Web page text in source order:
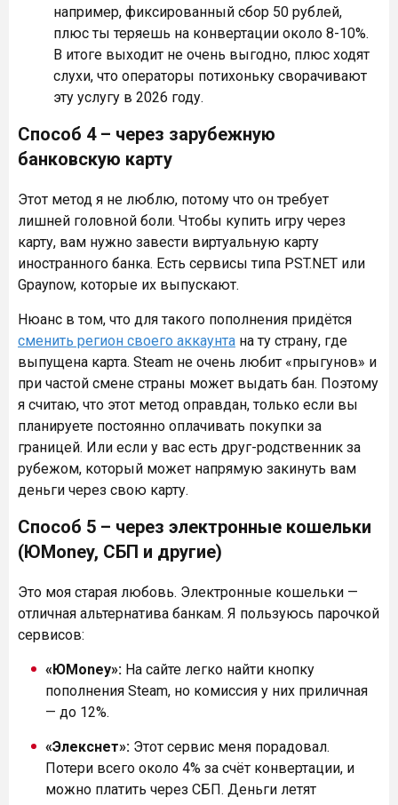
например, фиксированный сбор 50 рублей,
плюс ты теряешь на конвертации около 8-10%.
В итоге выходит не очень выгодно, плюс ходят
слухи, что операторы потихоньку сворачивают
эту услугу в 2026 году.
Способ 4 – через зарубежную
банковскую карту
Этот метод я не люблю, потому что он требует
лишней головной боли. Чтобы купить игру через
карту, вам нужно завести виртуальную карту
иностранного банка. Есть сервисы типа PST.NET или
Gpaynow, которые их выпускают.
Нюанс в том, что для такого пополнения придётся
сменить регион своего аккаунта на ту страну, где
выпущена карта. Steam не очень любит «прыгунов» и
при частой смене страны может выдать бан. Поэтому
я считаю, что этот метод оправдан, только если вы
планируете постоянно оплачивать покупки за
границей. Или если у вас есть друг-родственник за
рубежом, который может напрямую закинуть вам
деньги через свою карту.
Способ 5 – через электронные кошельки
(ЮMoney, СБП и другие)
Это моя старая любовь. Электронные кошельки —
отличная альтернатива банкам. Я пользуюсь парочкой
сервисов:
«ЮMoney»: На сайте легко найти кнопку
пополнения Steam, но комиссия у них приличная
— до 12%.
«Элекснет»: Этот сервис меня порадовал.
Потери всего около 4% за счёт конвертации, и
можно платить через СБП. Деньги летят